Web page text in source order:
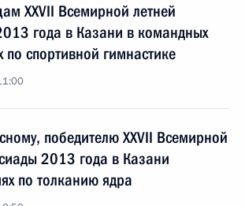
XXVII Всемирной летней
года в Казани в командных
по спортивной гимнастике
победителю XXVII Всемирной
2013 года в Казани
по толканию ядра